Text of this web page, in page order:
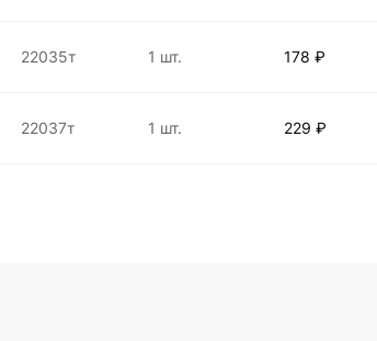
22035т 1 шт. 178 ₽
22037т 1 шт. 229 ₽